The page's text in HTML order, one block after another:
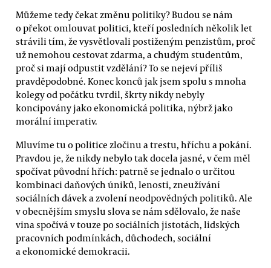
Můžeme tedy čekat změnu politiky? Budou se nám
o překot omlouvat politici, kteří posledních několik let
strávili tím, že vysvětlovali postiženým penzistům, proč
už nemohou cestovat zdarma, a chudým studentům,
proč si mají odpustit vzdělání? To se nejeví příliš
pravděpodobné. Konec konců jak jsem spolu s mnoha
kolegy od počátku tvrdil, škrty nikdy nebyly
koncipovány jako ekonomická politika, nýbrž jako
morální imperativ.
Mluvíme tu o politice zločinu a trestu, hříchu a pokání.
Pravdou je, že nikdy nebylo tak docela jasné, v čem měl
spočívat původní hřích: patrně se jednalo o určitou
kombinaci daňových úniků, lenosti, zneužívání
sociálních dávek a zvolení neodpovědných politiků. Ale
v obecnějším smyslu slova se nám sdělovalo, že naše
vina spočívá v touze po sociálních jistotách, lidských
pracovních podmínkách, důchodech, sociální
a ekonomické demokracii.